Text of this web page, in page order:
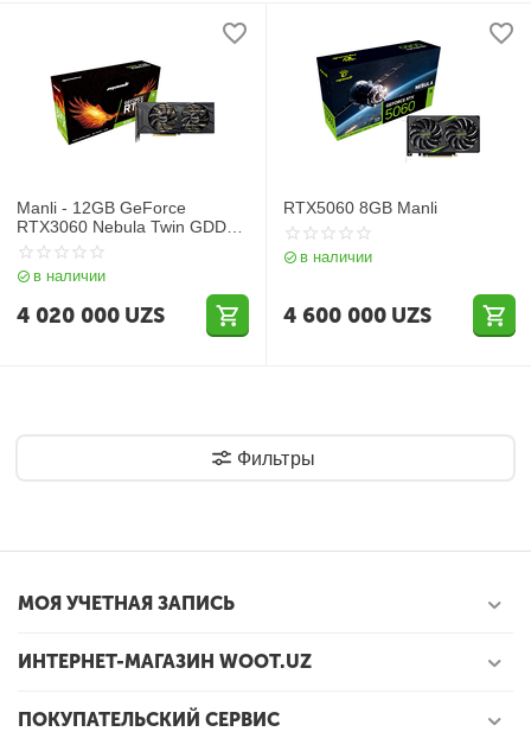
Manli - 12GB GeForce
RTX3060 Nebula Twin GDDR6
192bit (M-
NRTX3060/6RFHPPPV2-
M2521)
в наличии
4 020 000 UZS
RTX5060 8GB Manli
в наличии
4 600 000 UZS
Фильтры
МОЯ УЧЕТНАЯ ЗАПИСЬ
ИНТЕРНЕТ-МАГАЗИН WOOT.UZ
ПОКУПАТЕЛЬСКИЙ СЕРВИС